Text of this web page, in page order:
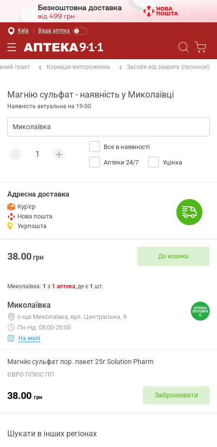
Київ Ваша аптека
тракт Корекція випорожнень Засоби від закрепу (проносні)
Магнію сульфат - наявність у Миколаївці
Наявність актуальна на 19:00
Все в наявності
Аптеки 24/7 Уцінка
Адресна доставка
Кур'єр
Нова пошта
Укрпошта
38.00грн До кошика
Миколаївка: 1 з 1 аптека, де є 1 шт.
Миколаївка
с-ще Миколаївка, вул. Центральна, 9
Пн-Нд: 08:00-20:00
На мапі
Магнію сульфат пор. пакет 25г Solution Pharm
ЄВРО ПЛЮС ПП
38.00 грн Забронювати
Шукати в інших регіонах